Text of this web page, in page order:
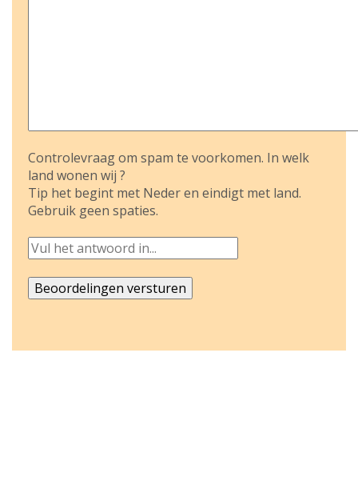
Controlevraag om spam te voorkomen. In welk
land wonen wij ?
Tip het begint met Neder en eindigt met land.
Gebruik geen spaties.